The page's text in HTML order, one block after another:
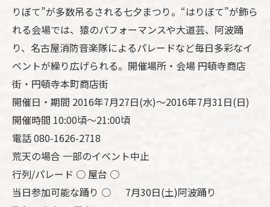
りぼて”が多数吊るされる七夕まつり。“はりぼて”が飾ら
れる会場では、猿のパフォーマンスや大道芸、阿波踊
り、名古屋消防音楽隊によるパレードなど毎日多彩なイ
ベントが繰り広げられる。開催場所・会場 円頓寺商店
街・円頓寺本町商店街
開催日・期間 2016年7月27日(水)～2016年7月31日(日)
開催時間 10:00頃～21:00頃
電話 080-1626-2718
荒天の場合 一部のイベント中止
行列/パレード ○ 屋台 ○
当日参加可能な踊り ○ 7月30日(土)阿波踊り